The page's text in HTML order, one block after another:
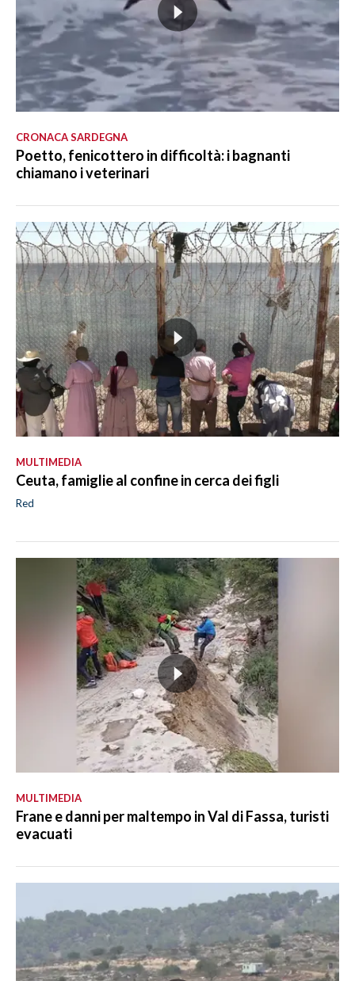
CRONACA SARDEGNA
Poetto, fenicottero in difficoltà: i bagnanti
chiamano i veterinari
MULTIMEDIA
Ceuta, famiglie al confine in cerca dei figli
Red
MULTIMEDIA
Frane e danni per maltempo in Val di Fassa, turisti
evacuati